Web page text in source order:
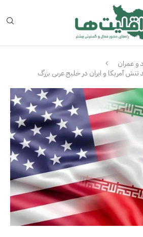
و عمران
آمریکا و ایران در خلیج عرىى بزرگ